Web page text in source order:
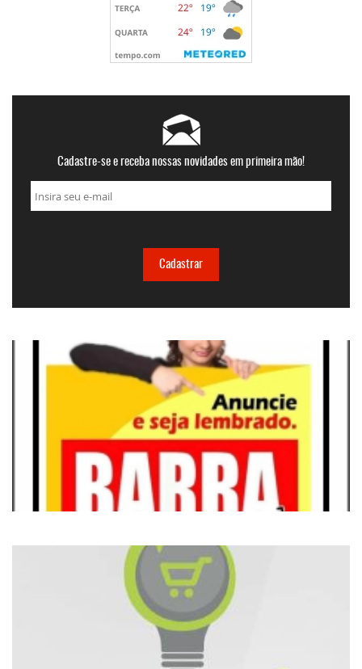
Cadastre-se e receba nossas novidades em primeira mão!